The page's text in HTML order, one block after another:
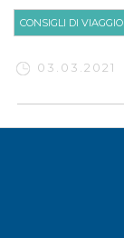
CONSIGLI DI VIAGGIO
03.03.2021